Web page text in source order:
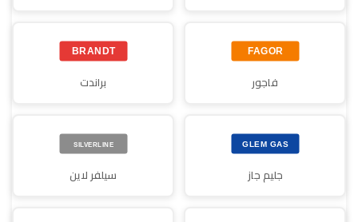
فاجور براندت
جليم جاز سيلفر لاين